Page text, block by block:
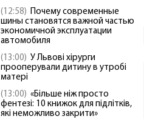
(12:58) Почему современные
шины становятся важной частью
экономичной эксплуатации
автомобиля
(13:00) У Львові хірурги
прооперували дитину в утробі
матері
(13:00) «Більше ніж просто
фентезі: 10 книжок для підлітків,
які неможливо закрити»